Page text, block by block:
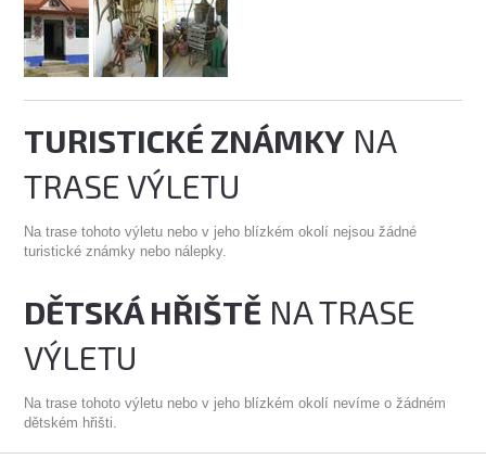
TURISTICKÉ ZNÁMKY NA
TRASE VÝLETU
Na trase tohoto výletu nebo v jeho blízkém okolí nejsou žádné
turistické známky nebo nálepky.
DĚTSKÁ HŘIŠTĚ NA TRASE
VÝLETU
Na trase tohoto výletu nebo v jeho blízkém okolí nevíme o žádném
dětském hřišti.